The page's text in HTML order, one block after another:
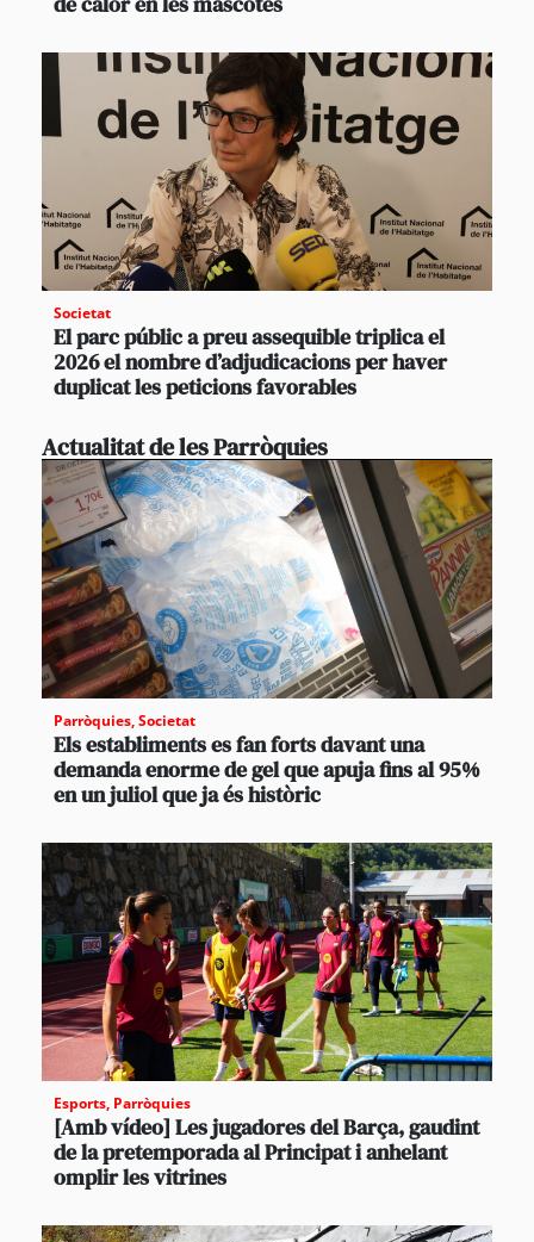
Societat
El parc públic a preu assequible triplica el
2026 el nombre d’adjudicacions per haver
duplicat les peticions favorables
Actualitat de les Parròquies
Parròquies,Societat
Els establiments es fan forts davant una
demanda enorme de gel que apuja fins al 95%
en un juliol que ja és històric
Esports, Parròquies
[Amb vídeo] Les jugadores del Barça, gaudint
de la pretemporada al Principat i anhelant
omplir les vitrines